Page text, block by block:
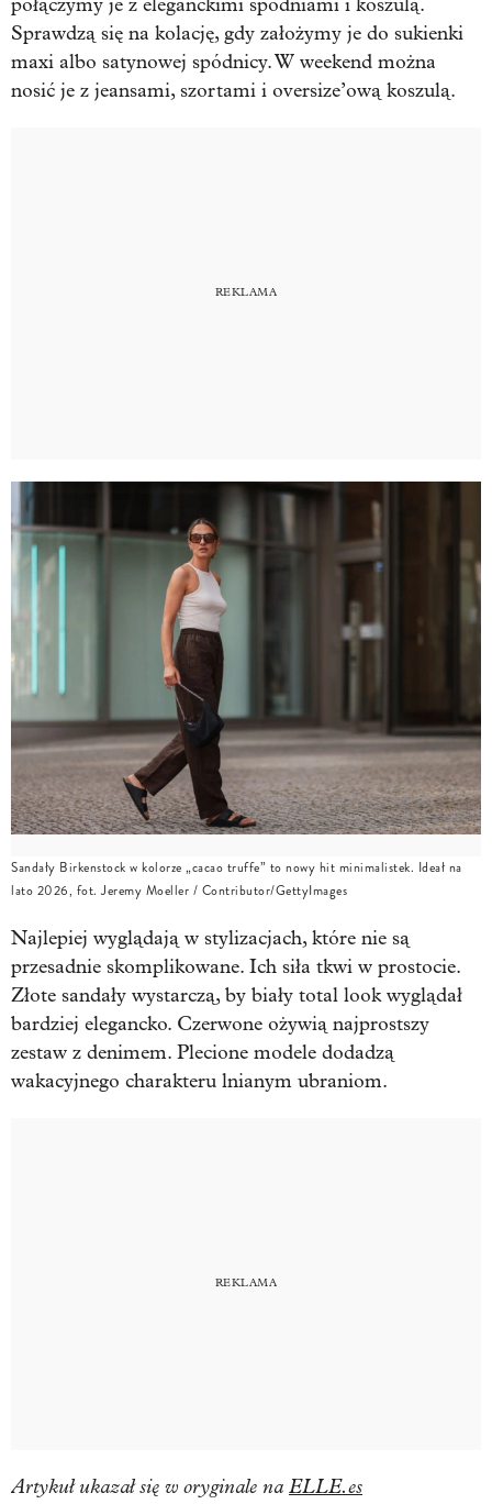
połączymy je z eleganckimi spodniami i koszulą.
Sprawdzą się na kolację, gdy założymy je do sukienki
maxi albo satynowej spódnicy. W weekend można
nosić je z jeansami, szortami i oversize’ową koszulą.
Sandały Birkenstock w kolorze „cacao truffe” to nowy hit minimalistek. Ideał na
lato 2026, fot. Jeremy Moeller / Contributor/GettyImages
Najlepiej wyglądają w stylizacjach, które nie są
przesadnie skomplikowane. Ich siła tkwi w prostocie.
Złote sandały wystarczą, by biały total look wyglądał
bardziej elegancko. Czerwone ożywią najprostszy
zestaw z denimem. Plecione modele dodadzą
wakacyjnego charakteru lnianym ubraniom.
Artykuł ukazał się w oryginale na ELLE.es